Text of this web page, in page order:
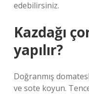
edebilirsiniz.
Kazdağı
yapılır?
Doğranmış
ve sote koyun.